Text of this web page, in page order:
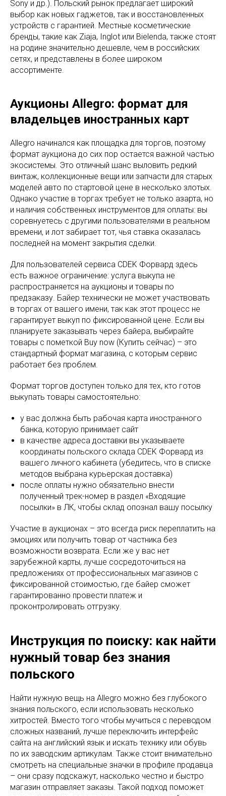
Sony и др.). Польский рынок предлагает широкий
выбор как новых гаджетов, так и восстановленных
устройств с гарантией. Местные косметические
бренды, такие как Ziaja, Inglot или Bielenda, также стоят
на родине значительно дешевле, чем в российских
сетях, и представлены в более широком
ассортименте.
Аукционы Allegro: формат для
владельцев иностранных карт
Allegro начинался как площадка для торгов, поэтому
формат аукциона до сих пор остается важной частью
экосистемы. Это отличный шанс выловить редкий
винтаж, коллекционные вещи или запчасти для старых
моделей авто по стартовой цене в несколько злотых.
Однако участие в торгах требует не только азарта, но
и наличия собственных инструментов для оплаты: вы
соревнуетесь с другими пользователями в реальном
времени, и лот забирает тот, чья ставка оказалась
последней на момент закрытия сделки.
Для пользователей сервиса CDEK Форвард здесь
есть важное ограничение: услуга выкупа не
распространяется на аукционы и товары по
предзаказу. Байер технически не может участвовать
в торгах от вашего имени, так как этот процесс не
гарантирует выкуп по фиксированной цене. Если вы
планируете заказывать через байера, выбирайте
товары с пометкой Buy now (Купить сейчас) – это
стандартный формат магазина, с которым сервис
работает без проблем.
Формат торгов доступен только для тех, кто готов
выкупать товары самостоятельно:
у вас должна быть рабочая карта иностранного
банка, которую принимает сайт
в качестве адреса доставки вы указываете
координаты польского склада CDEK Форвард из
вашего личного кабинета (убедитесь, что в списке
методов выбрана курьерская доставка)
после оплаты нужно обязательно внести
полученный трек-номер в раздел «Входящие
посылки» в ЛК, чтобы склад опознал вашу посылку
Участие в аукционах – это всегда риск переплатить на
эмоциях или получить товар от частника без
возможности возврата. Если же у вас нет
зарубежной карты, лучше сосредоточиться на
предложениях от профессиональных магазинов с
фиксированной стоимостью, где байер сможет
гарантированно провести платеж и
проконтролировать отгрузку.
Инструкция по поиску: как найти
нужный товар без знания
польского
Найти нужную вещь на Allegro можно без глубокого
знания польского, если использовать несколько
хитростей. Вместо того чтобы мучиться с переводом
сложных названий, лучше переключить интерфейс
сайта на английский язык и искать технику или обувь
по их заводским артикулам. Также стоит внимательно
смотреть на специальные значки в профиле продавца
– они сразу подскажут, насколько честно и быстро
магазин отправляет заказы. Такой подход поможет